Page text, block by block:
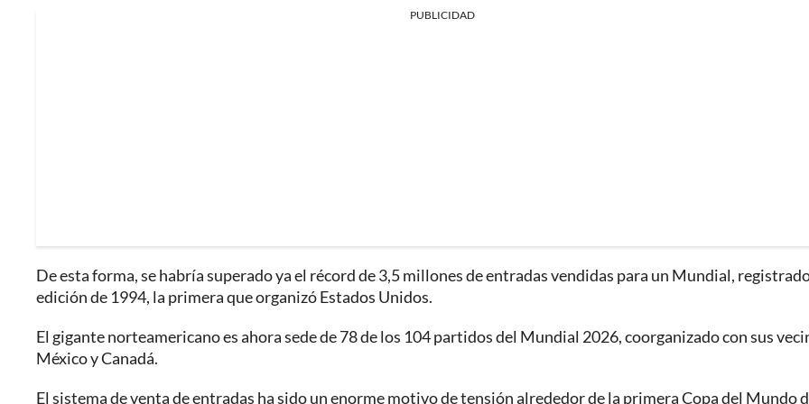
PUBLICIDAD
De esta forma, se habría superado ya el récord de 3,5 millones de entradas vendidas para un Mundial,
edición de 1994, la primera que organizó Estados Unidos.
El gigante norteamericano es ahora sede de 78 de los 104 partidos del Mundial 2026, coorganizado con sus
México y Canadá.
El sistema de venta de entradas ha sido un enorme motivo de tensión alrededor de la primera Copa del Mundo